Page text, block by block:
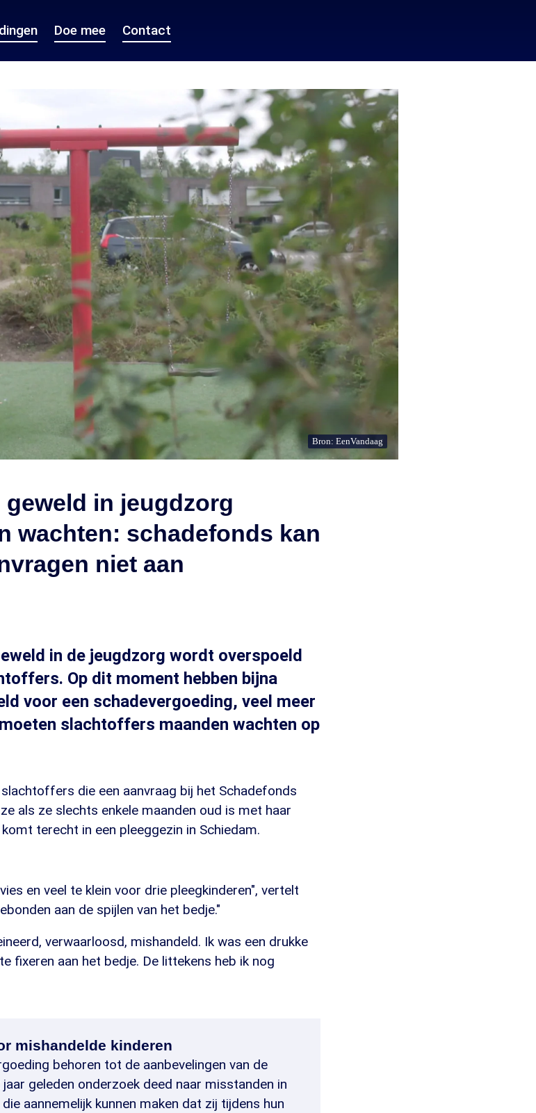
Doe mee Contact
Bron: EenVandaag
in jeugdzorg
wachten: schadefonds kan
niet aan
in de jeugdzorg wordt overspoeld
Op dit moment hebben bijna
voor een schadevergoeding, veel meer
slachtoffers maanden wachten op
die een aanvraag bij het Schadefonds
als ze slechts enkele maanden oud is met haar
terecht in een pleeggezin in Schiedam.
en veel te klein voor drie pleegkinderen", vertelt
aan de spijlen van het bedje."
verwaarloosd, mishandeld. Ik was een drukke
fixeren aan het bedje. De littekens heb ik nog
mishandelde kinderen
behoren tot de aanbevelingen van de
geleden onderzoek deed naar misstanden in
aannemelijk kunnen maken dat zij tijdens hun